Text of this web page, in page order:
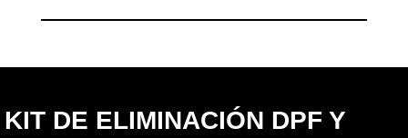
KIT DE ELIMINACIÓN DPF Y